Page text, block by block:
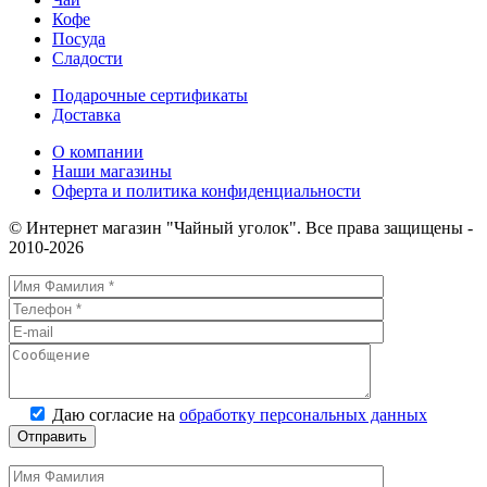
Кофе
Посуда
Сладости
Подарочные сертификаты
Доставка
О компании
Наши магазины
Оферта и политика конфиденциальности
© Интернет магазин "Чайный уголок". Все права защищены -
2010-2026
Даю согласие на обработку персональных данных